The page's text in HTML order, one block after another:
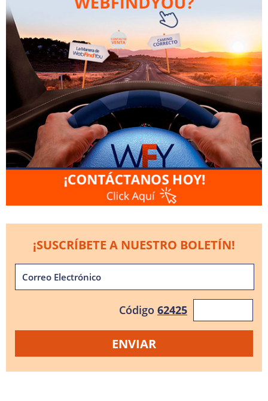
¡SUSCRÍBETE A NUESTRO BOLETÍN!
Código 62425